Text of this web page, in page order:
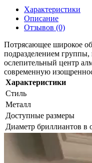
Характеристики
Описание
Отзывов (0)
Потрясающее широкое
подразделением группы,
ослепительный центр
современную
Характеристики
Стиль
Металл
Доступные размеры
Диаметр бриллиантов в